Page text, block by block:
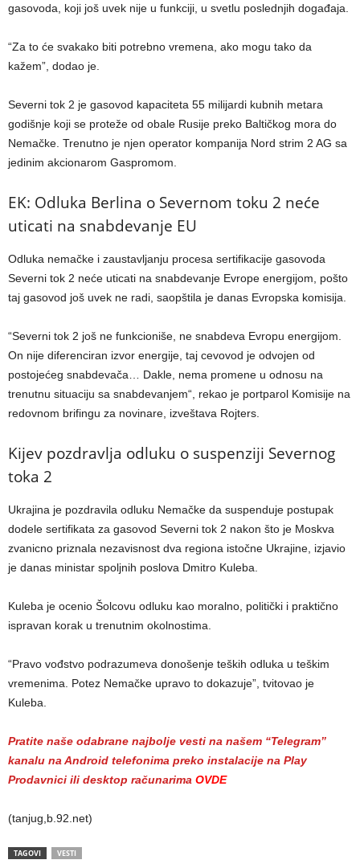
gasovoda, koji još uvek nije u funkciji, u svetlu poslednjih događaja.
“Za to će svakako biti potrebno vremena, ako mogu tako da
kažem”, dodao je.
Severni tok 2 je gasovod kapaciteta 55 milijardi kubnih metara
godišnje koji se proteže od obale Rusije preko Baltičkog mora do
Nemačke. Trenutno je njen operator kompanija Nord strim 2 AG sa
jedinim akcionarom Gaspromom.
EK: Odluka Berlina o Severnom toku 2 neće
uticati na snabdevanje EU
Odluka nemačke i zaustavljanju procesa sertifikacije gasovoda
Severni tok 2 neće uticati na snabdevanje Evrope energijom, pošto
taj gasovod još uvek ne radi, saopštila je danas Evropska komisija.
“Severni tok 2 još ne funkcioniše, ne snabdeva Evropu energijom.
On nije diferenciran izvor energije, taj cevovod je odvojen od
postojećeg snabdevača… Dakle, nema promene u odnosu na
trenutnu situaciju sa snabdevanjem“, rekao je portparol Komisije na
redovnom brifingu za novinare, izveštava Rojters.
Kijev pozdravlja odluku o suspenziji Severnog
toka 2
Ukrajina je pozdravila odluku Nemačke da suspenduje postupak
dodele sertifikata za gasovod Severni tok 2 nakon što je Moskva
zvanicno priznala nezavisnost dva regiona istočne Ukrajine, izjavio
je danas ministar spoljnih poslova Dmitro Kuleba.
Kuleba je ocenio Šolcovu odluku kao moralno, politički i praktično
ispravan korak u trenutnim okolnostima.
“Pravo vođstvo podrazumeva donošenje teških odluka u teškim
vremenima. Potez Nemačke upravo to dokazuje”, tvitovao je
Kuleba.
Pratite naše odabrane najbolje vesti na našem “Telegram”
kanalu na Android telefonima preko instalacije na Play
Prodavnici ili desktop računarima OVDE
(tanjug,b.92.net)
TAGOVI VESTI